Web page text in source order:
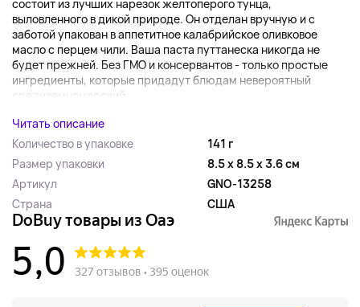
состоит из лучших нарезок желтоперого тунца,
выловленного в дикой природе. Он отделан вручную и с
заботой упакован в аппетитное калабрийское оливковое
масло с перцем чили. Ваша паста путтанеска никогда не
будет прежней. Без ГМО и консервантов - только простые
ингредиенты, которые придадут блюдам невероятный
средиземноморский...
Читать описание
Количество в упаковке
141 г
Размер упаковки
8.5 x 8.5 x 3.6 см
Артикул
GNO-13258
Страна
США